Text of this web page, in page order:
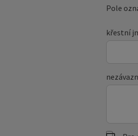
Pole
křestní